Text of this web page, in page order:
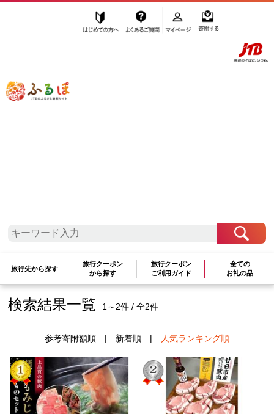
ふるぽ JTBのふるさと納税サイト
旅行先から探す
旅行クーポン
から探す
旅行クーポン
ご利用ガイド
全ての
お礼の品
検索結果一覧 1～2件 / 全2件
参考寄附額順| 新着順| 人気ランキング順